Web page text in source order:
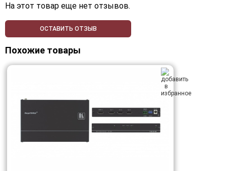
На этот товар еще нет отзывов.
ОСТАВИТЬ ОТЗЫВ
Похожие товары